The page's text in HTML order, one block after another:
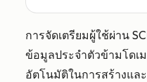
การจัดเตรียมผู้ใช้ผ่าน
ข้อมูลประจำตัวข้ามโดเ
อัตโนมัติในการสร้างแล